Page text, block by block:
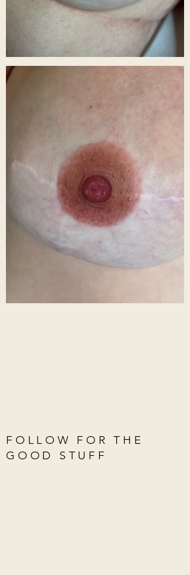
FOLLOW FOR THE
GOOD STUFF